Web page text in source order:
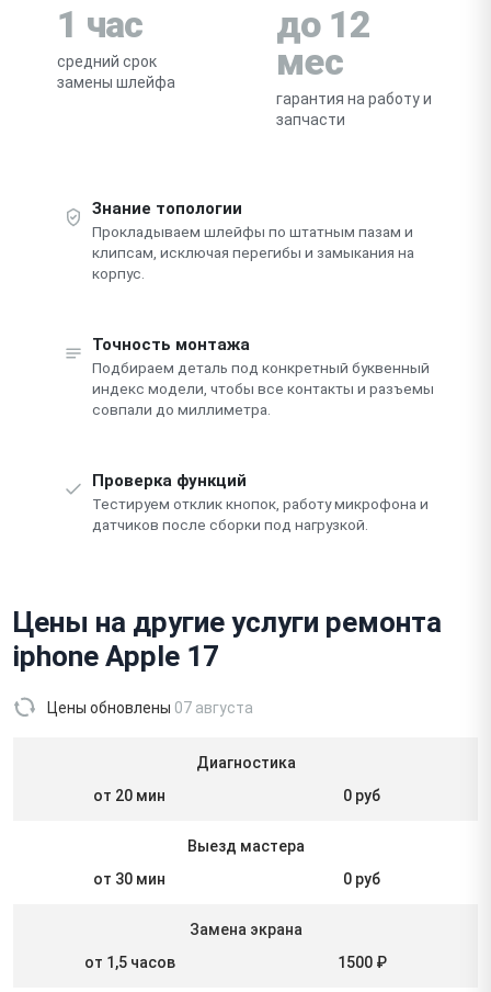
1 час
средний срок
замены шлейфа
до 12
мес
гарантия на работу и
запчасти
Знание топологии
Прокладываем шлейфы по штатным пазам и
клипсам, исключая перегибы и замыкания на
корпус.
Точность монтажа
Подбираем деталь под конкретный буквенный
индекс модели, чтобы все контакты и разъемы
совпали до миллиметра.
Проверка функций
Тестируем отклик кнопок, работу микрофона и
датчиков после сборки под нагрузкой.
Цены на другие услуги ремонта
iphone Apple 17
Цены обновлены 07 августа
Диагностика
от 20 мин
0 руб
Выезд мастера
от 30 мин
0 руб
Замена экрана
от 1,5 часов
1500 ₽